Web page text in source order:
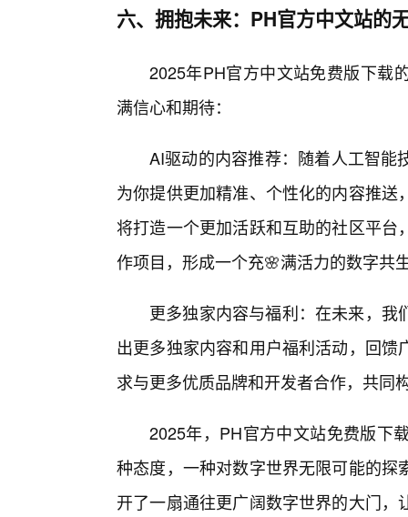
六、拥抱未来：PH官方中文站的
2025年PH官方中文站免费版下载
满信心和期待：
AI驱动的内容推荐：随着人工智能
为你提供更加精准、个性化的内容推
将打造一个更加活跃和互助的社区平
作项目，形成一个充🌸满活力的数字共
更多独家内容与福利：在未来，
出更多独家内容和用户福利活动，回
求与更多优质品牌和开发者合作，共同
2025年，PH官方中文站免费版下
种态度，一种对数字世界无限可能的
开了一扇通往更广阔数字世界的大门